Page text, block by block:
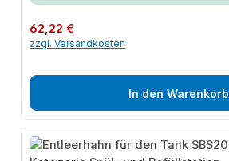
Regulärer Preis:
62,22 €
zzgl. Versandkosten
In den Warenkorb